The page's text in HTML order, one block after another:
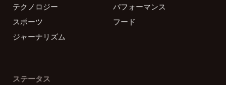
テクノロジー
パフォーマンス
スポーツ
フード
ジャーナリズム
ステータス